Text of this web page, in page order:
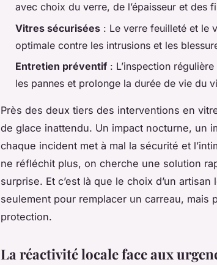
avec choix du verre, de l’épaisseur et des
Vitres sécurisées : Le verre feuilleté et le
optimale contre les intrusions et les
Entretien préventif : L’inspection
les pannes et prolonge la durée de vie du
Près des deux tiers des interventions en
de glace inattendu. Un impact nocturne, un
chaque incident met à mal la sécurité et
ne réfléchit plus, on cherche une solution
surprise. Et c’est là que le choix d’un
seulement pour remplacer un carreau, mais
protection.
La réactivité locale face aux